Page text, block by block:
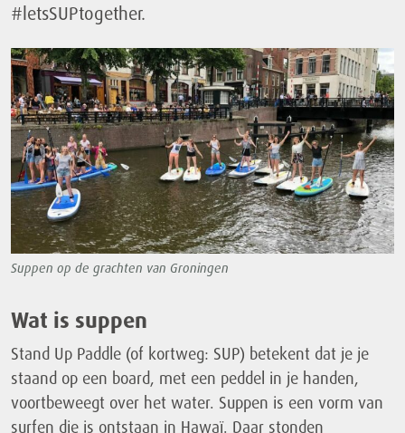
#letsSUPtogether.
Suppen op de grachten van Groningen
Wat is suppen
Stand Up Paddle (of kortweg: SUP) betekent dat je je
staand op een board, met een peddel in je handen,
voortbeweegt over het water. Suppen is een vorm van
surfen die is ontstaan in Hawaï. Daar stonden